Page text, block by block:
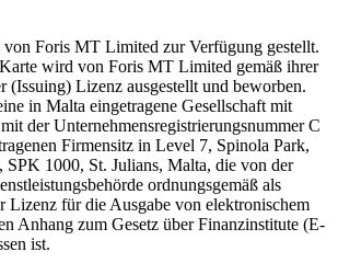
Foris MT Limited zur Verfügung gestellt.
wird von Foris MT Limited gemäß ihrer
(Issuing) Lizenz ausgestellt und beworben.
in Malta eingetragene Gesellschaft mit
der Unternehmensregistrierungsnummer C
Firmensitz in Level 7, Spinola Park,
1000, St. Julians, Malta, die von der
ordnungsgemäß als
Lizenz für die Ausgabe von elektronischem
Anhang zum Gesetz über Finanzinstitute (E-
ist.